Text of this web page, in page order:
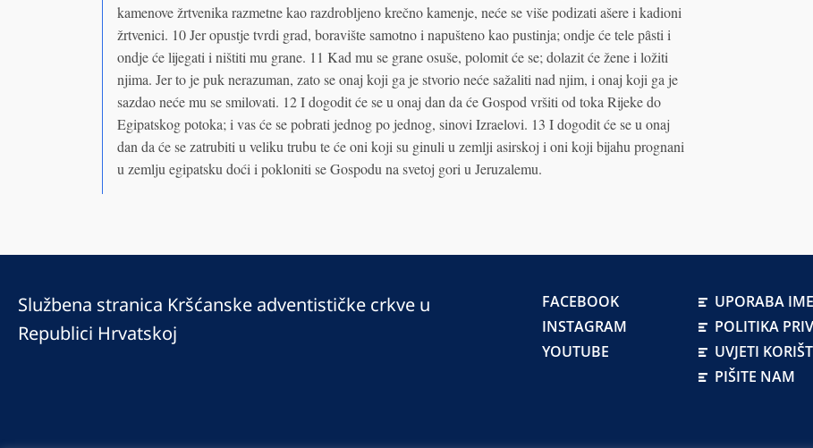
kamenove žrtvenika razmetne kao razdrobljeno krečno kamenje, neće se više podizati ašere i kadioni
žrtvenici. 10 Jer opustje tvrdi grad, boravište samotno i napušteno kao pustinja; ondje će tele pȃsti i
ondje će lijegati i ništiti mu grane. 11 Kad mu se grane osuše, polomit će se; dolazit će žene i ložiti
njima. Jer to je puk nerazuman, zato se onaj koji ga je stvorio neće sažaliti nad njim, i onaj koji ga je
sazdao neće mu se smilovati. 12 I dogodit će se u onaj dan da će Gospod vršiti od toka Rijeke do
Egipatskog potoka; i vas će se pobrati jednog po jednog, sinovi Izraelovi. 13 I dogodit će se u onaj
dan da će se zatrubiti u veliku trubu te će oni koji su ginuli u zemlji asirskoj i oni koji bijahu prognani
u zemlju egipatsku doći i pokloniti se Gospodu na svetoj gori u Jeruzalemu.
Službena stranica Kršćanske adventističke crkve u
Republici Hrvatskoj
FACEBOOK
INSTAGRAM
YOUTUBE
UPORABA
POLITIKA
UVJETI
PIŠITE NAM